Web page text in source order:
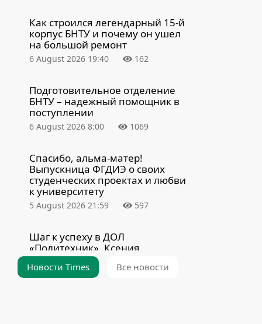
Как строился легендарный 15-й
корпус БНТУ и почему он ушел
на большой ремонт
6 August 2026 19:40 162
Подготовительное отделение
БНТУ – надежный помощник в
поступлении
6 August 2026 8:00 1069
Спасибо, альма-матер!
Выпускница ФГДИЭ о своих
студенческих проектах и любви
к университету
5 August 2026 21:59 597
Шаг к успеху в ДОЛ
«Политехник». Ксения
Якушенко встретилась со
школьниками
Новости Times Все новости